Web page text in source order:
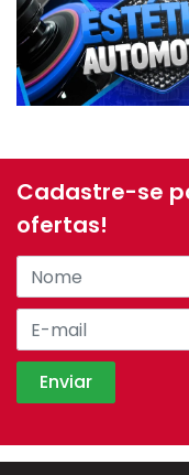
Cadastre-se
ofertas!